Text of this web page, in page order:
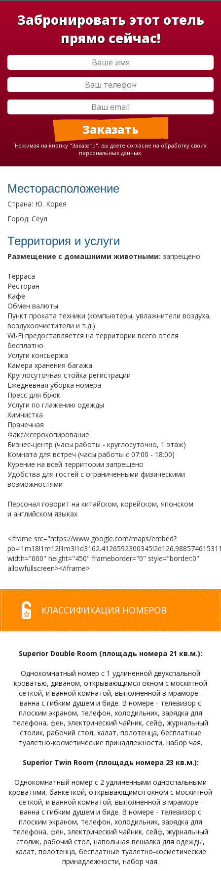
Забронировать этот отель
прямо сейчас!
Нажимая на кнопку "Заказать", вы даете согласие на обработку своих
персональных данных.
Месторасположение
Страна: Ю. Корея
Город: Сеул
Территория и услуги
Размещение с домашними животными: запрещено
Терраса
Ресторан
Кафе
Обмен валюты
Пункт проката техники (компьютеры, увлажнители воздуха,
воздухоочистители и т.д.)
Wi-Fi предоставляется на территории всего отеля
бесплатно.
Услуги консьержа
Камера хранения багажа
Круглосуточная стойка регистрации
Ежедневная уборка номера
Пресс для брюк
Услуги по глажению одежды
Химчистка
Прачечная
Факс/ксерокопирование
Бизнес-центр (часы работы - круглосуточно, 1 этаж)
Комната для встреч (часы работы с 07:00 - 18:00)
Курение на всей территории запрещено
Удобства для гостей с ограниченными физическими
возможностями
Персонал говорит на китайском, корейском, японском
и английском языках
<iframe src="https://www.google.com/maps/embed?
width="600" height="450" frameborder="0" style="border:0"
allowfullscreen></iframe>
КЛАССИФИКАЦИЯ НОМЕРОВ
Superior Double Room (площадь номера 21 кв.м.):
Однокомнатный номер с 1 удлиненной двухспальной
кроватью, диваном, открывающимся окном с москитной
сеткой, и ванной комнатой, выполненной в мраморе -
ванна с гибким душем и биде. В номере - телевизор с
плоским экраном, телефон, холодильник, зарядка для
телефона, фен, электрический чайник, сейф, журнальный
столик, рабочий стол, халат, полотенца, бесплатные
туалетно-косметические принадлежности, набор чая.
Superior Twin Room (площадь номера 23 кв.м.):
Однокомнатный номер с 2 удлиненными односпальными
кроватями, банкеткой, открывающимся окном с москитной
сеткой, и ванной комнатой, выполненной в мраморе -
ванна с гибким душем и биде. В номере - телевизор с
плоским экраном, телефон, холодильник, зарядка для
телефона, фен, электрический чайник, сейф, журнальный
столик, рабочий стол, напольная вешалка для одежды,
халат, полотенца, бесплатные туалетно-косметические
принадлежности, набор чая.